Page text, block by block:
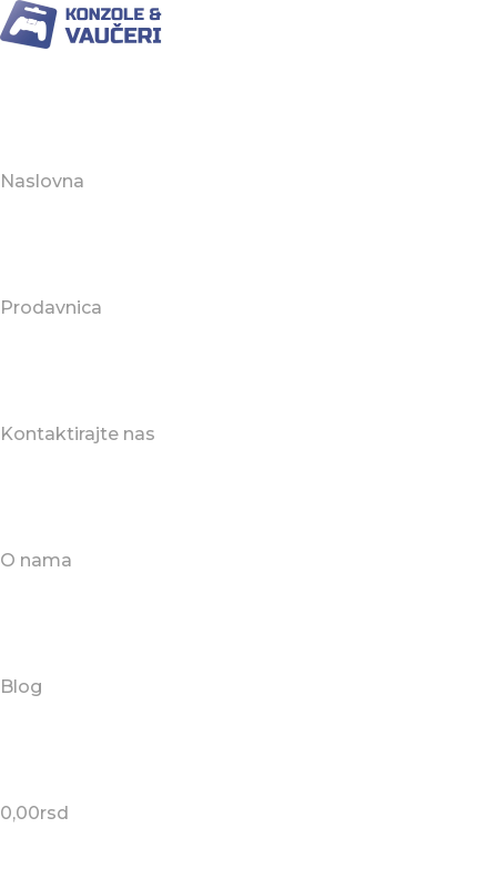
Naslovna
Prodavnica
Kontaktirajte nas
O nama
Blog
0,00rsd